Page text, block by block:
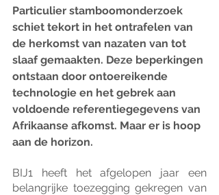
Particulier stamboomonderzoek
schiet tekort in het ontrafelen van
de herkomst van nazaten van tot
slaaf gemaakten. Deze beperkingen
ontstaan door ontoereikende
technologie en het gebrek aan
voldoende referentiegegevens van
Afrikaanse afkomst. Maar er is hoop
aan de horizon.
BIJ1 heeft het afgelopen jaar een
belangrijke toezegging gekregen van